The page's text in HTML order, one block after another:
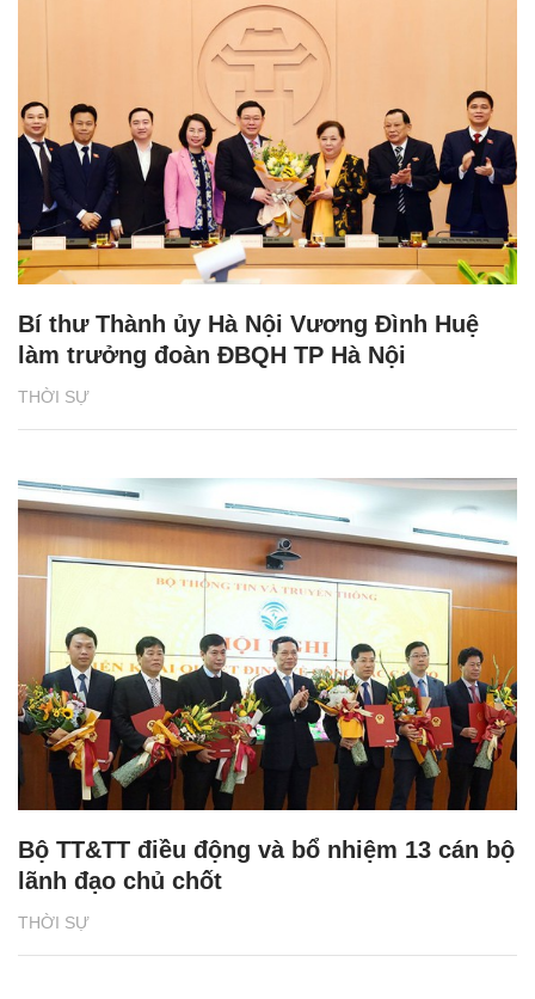
THỜI SỰ
Bí thư Thành ủy Hà Nội Vương Đình Huệ
làm trưởng đoàn ĐBQH TP Hà Nội
THỜI SỰ
Bộ TT&TT điều động và bổ nhiệm 13 cán bộ
lãnh đạo chủ chốt